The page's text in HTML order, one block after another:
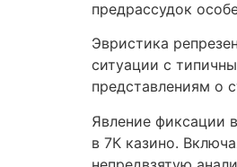
предрассудок
Эвристика
ситуации с
представлениям о
Явление фиксации
в 7К казино.